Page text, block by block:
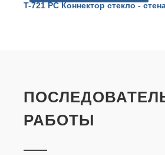
T-721 PC Коннектор стекло -
РАБОТЫ